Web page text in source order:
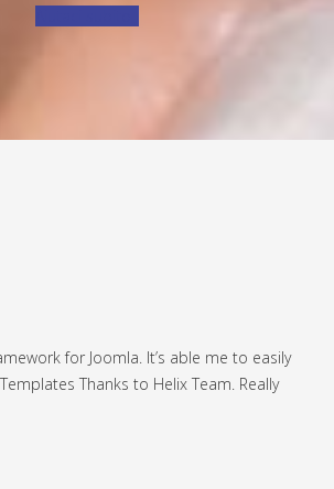
for Joomla. It’s able me to easily
Thanks to Helix Team. Really